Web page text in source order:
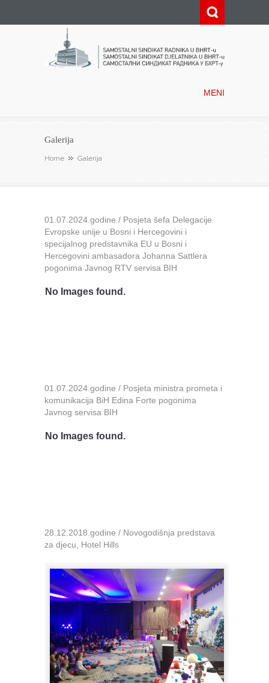
MENI
Galerija
Home Galerija
01.07.2024.godine / Posjeta šefa Delegacije
Evropske unije u Bosni i Hercegovini i
specijalnog predstavnika EU u Bosni i
Hercegovini ambasadora Johanna Sattlera
pogonima Javnog RTV servisa BIH
No Images found.
01.07.2024.godine / Posjeta ministra prometa i
komunikacija BiH Edina Forte pogonima
Javnog servisa BIH
No Images found.
28.12.2018.godine / Novogodišnja predstava
za djecu, Hotel Hills